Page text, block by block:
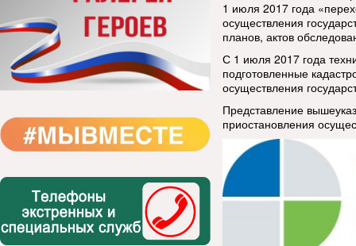
1 июля 2017 года
осуществления
планов, актов
С 1 июля 2017 года
подготовленные
осуществления
Представление
приостановления